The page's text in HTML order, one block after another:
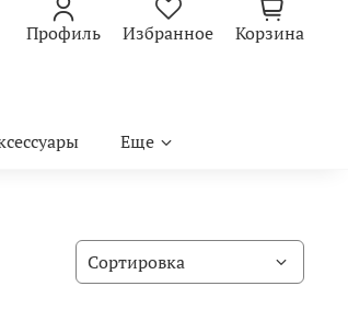
Профиль Избранное Корзина
Еще